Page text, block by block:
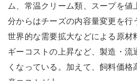
ム、常温クリーム類、スープを値
分からはチーズの内容量変更を行
世界的な需要拡大などによる原材
ギーコストの上昇など、製造・流
くなっている。加えて、飼料価格